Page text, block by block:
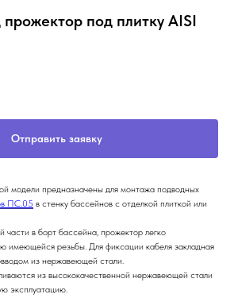
под плитку AISI
Отправить заявку
модели предназначены для монтажа подводных
ПС.05 в стенку бассейнов с отделкой плиткой или
части в борт бассейна, прожектор легко
имеющейся резьбы. Для фиксации кабеля закладная
из нержавеющей стали.
из высококачественной нержавеющей стали
эксплуатацию.